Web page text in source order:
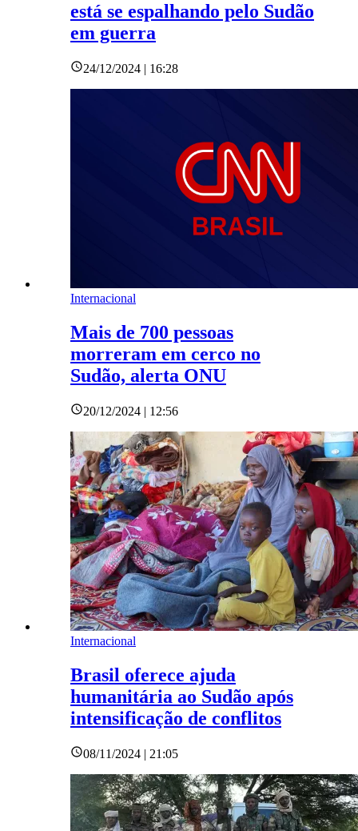
está se espalhando pelo Sudão
em guerra
24/12/2024 | 16:28
Internacional
Mais de 700 pessoas
morreram em cerco no
Sudão, alerta ONU
20/12/2024 | 12:56
Internacional
​Brasil oferece ajuda
humanitária ao Sudão após
intensificação de conflitos
08/11/2024 | 21:05